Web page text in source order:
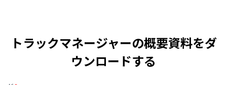
トラックマネージャーの概要資料をダ
ウンロードする